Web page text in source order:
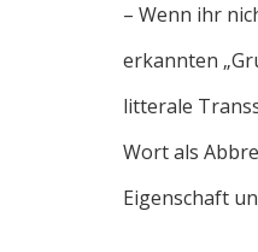
– Wenn ihr
erkannten
litterale
Wort als
Eigenschaft